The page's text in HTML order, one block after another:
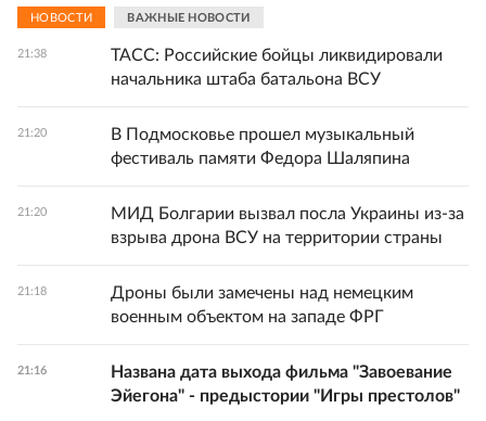
НОВОСТИ ВАЖНЫЕ НОВОСТИ
21:38
ТАСС: Российские бойцы ликвидировали
начальника штаба батальона ВСУ
21:20
В Подмосковье прошел музыкальный
фестиваль памяти Федора Шаляпина
21:20
МИД Болгарии вызвал посла Украины из-за
взрыва дрона ВСУ на территории страны
21:18
Дроны были замечены над немецким
военным объектом на западе ФРГ
21:16
Названа дата выхода фильма "Завоевание
Эйегона" - предыстории "Игры престолов"